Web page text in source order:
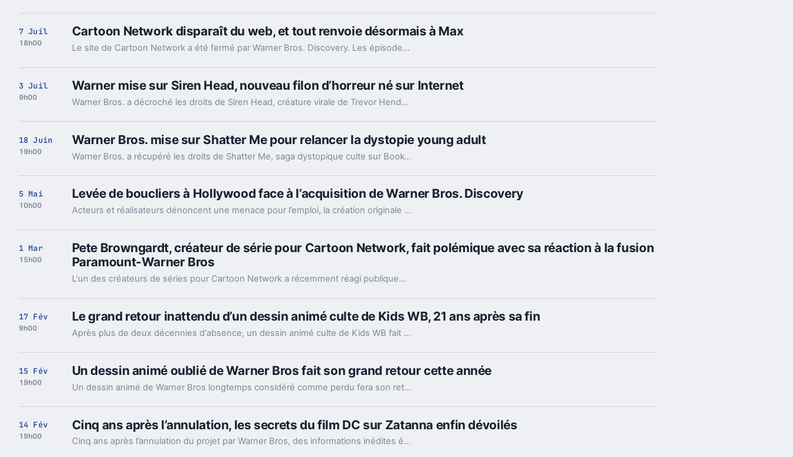
7 Juil
18h00
Cartoon Network disparaît du web, et tout renvoie désormais à Max
Le site de Cartoon Network a été fermé par Warner Bros. Discovery. Les épisodes gratuits disparaissent, pendant que Boomerang s'apprête aussi à s'éteindre.
3 Juil
9h00
Warner mise sur Siren Head, nouveau filon d’horreur né sur Internet
Warner Bros. a décroché les droits de Siren Head, créature virale de Trevor Henderson. Un pari très Hollywood, mais pas totalement absurde.
18 Juin
19h00
Warner Bros. mise sur Shatter Me pour relancer la dystopie young adult
Warner Bros. a récupéré les droits de Shatter Me, saga dystopique culte sur BookTok. Un pari taillé pour durer bien au-delà d’un seul film.
5 Mai
10h00
Levée de boucliers à Hollywood face à l’acquisition de Warner Bros. Discovery
Acteurs et réalisateurs dénoncent une menace pour l’emploi, la création originale et l’équilibre du secteur.
1 Mar
15h00
Pete Browngardt, créateur de série pour Cartoon Network, fait polémique avec sa réaction à la fusion
Paramount-Warner Bros
L'un des créateurs de séries pour Cartoon Network a récemment réagi publiquement à la fusion entre Paramount et Warner Bros, suscitant de vives réactions. Sa prise de position, perçue comme polémique, alimente le débat autour des conséquences de cette alliance dans l’industrie du divertissement.
17 Fév
9h00
Le grand retour inattendu d’un dessin animé culte de Kids WB, 21 ans après sa fin
Après plus de deux décennies d'absence, un dessin animé culte de Kids WB fait son retour inattendu. Les fans nostalgiques vont découvrir cette série emblématique sous une nouvelle forme, marquant un événement marquant pour les amateurs d’animation.
15 Fév
19h00
Un dessin animé oublié de Warner Bros fait son grand retour cette année
Un dessin animé de Warner Bros longtemps considéré comme perdu fera son retour cette année. Les amateurs d’animation pourront ainsi redécouvrir une œuvre disparue du studio mythique, attendue avec impatience par les fans et historiens du genre.
14 Fév
19h00
Cinq ans après l’annulation, les secrets du film DC sur Zatanna enfin dévoilés
Cinq ans après l’annulation du projet par Warner Bros, des informations inédites émergent sur “Demented”, un film DC jamais réalisé. Les coulisses de cette production avortée commencent enfin à livrer leurs secrets aux fans curieux de l’univers.